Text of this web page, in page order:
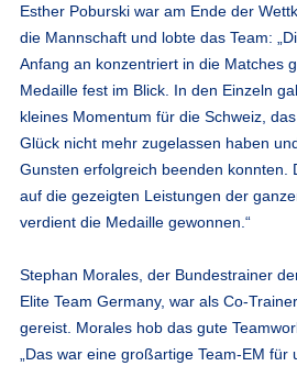
Esther Poburskiwar am Ende der
die Mannschaft und lobte das Team:
Anfang an konzentriert in die Matches
Medaille fest im Blick. In den Einzeln
kleines Momentum für die Schweiz,
Glück nicht mehr zugelassen haben
Gunsten erfolgreich beenden konnten.
auf die gezeigten Leistungen der
verdient die Medaille gewonnen.“
Stephan Morales, der Bundestrainer
Elite Team Germany, war als Co-
gereist. Morales hob das gute
„Das war eine großartige Team-EM